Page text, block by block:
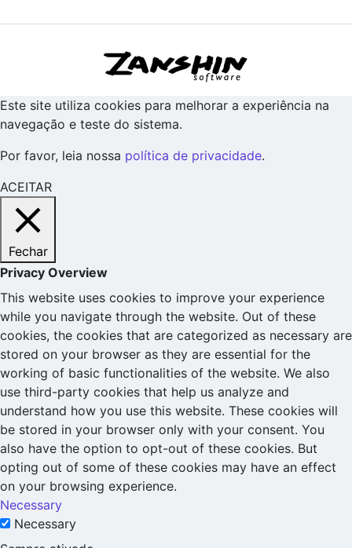
Este site utiliza cookies para melhorar a experiência na
navegação e teste do sistema.
Por favor, leia nossa política de privacidade.
ACEITAR
Fechar
Privacy Overview
This website uses cookies to improve your experience
while you navigate through the website. Out of these
cookies, the cookies that are categorized as necessary are
stored on your browser as they are essential for the
working of basic functionalities of the website. We also
use third-party cookies that help us analyze and
understand how you use this website. These cookies will
be stored in your browser only with your consent. You
also have the option to opt-out of these cookies. But
opting out of some of these cookies may have an effect
on your browsing experience.
Necessary
Necessary